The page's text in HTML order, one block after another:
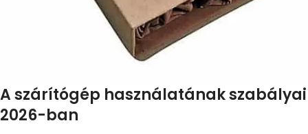
A szárítógép használatának szabályai
2026-ban